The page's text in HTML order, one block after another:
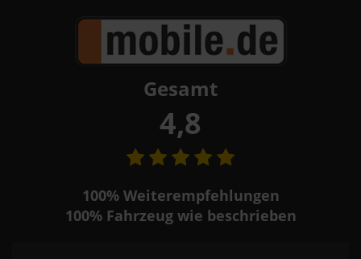
Gesamt
4,8
100%Weiterempfehlungen
100%Fahrzeug wie beschrieben